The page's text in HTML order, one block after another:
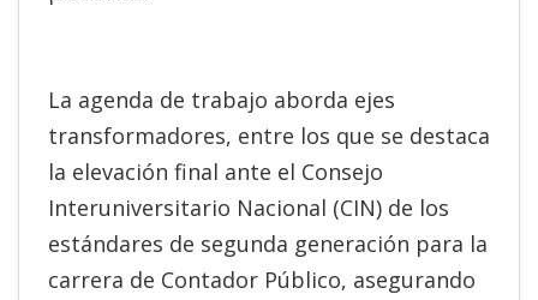
La agenda de trabajo aborda ejes
transformadores, entre los que se destaca
la elevación final ante el Consejo
Interuniversitario Nacional (CIN) de los
estándares de segunda generación para la
carrera de Contador Público, asegurando